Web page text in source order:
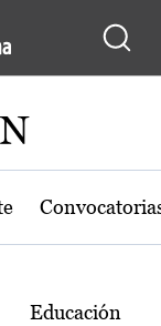
La
Educación